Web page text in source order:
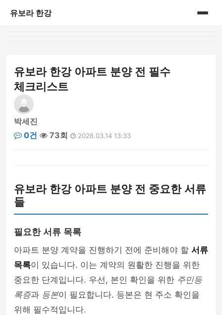
유보라 한강
유보라 한강 아파트 분양 전 필수
체크리스트
박세진
0건
73회 2026.03.14 13:33
유보라 한강 아파트 분양 전 중요한 서류
들
필요한 서류 목록
아파트 분양 계약을 진행하기 전에 준비해야 할 서류
목록이 있습니다. 이는 계약의 원활한 진행을 위한
중요한 단계입니다. 우선, 본인 확인을 위한 주민등
록증과 등본이 필요합니다. 등본은 현 주소 확인을
위해 필수적입니다.